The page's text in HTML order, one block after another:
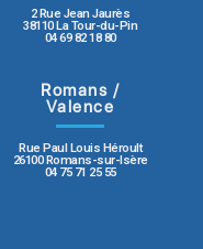
2 Rue Jean Jaurès
38110 La Tour-du-Pin
04 69 82 18 80
Romans /
Valence
Rue Paul Louis Héroult
26100 Romans-sur-Isère
04 75 71 25 55